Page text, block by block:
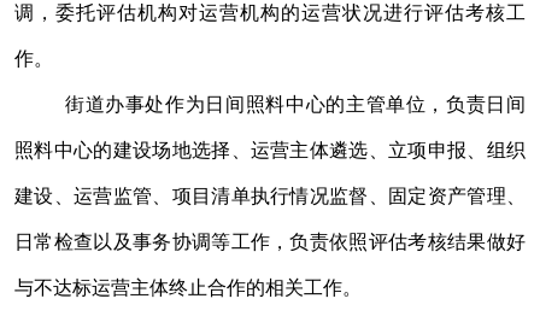
调，委托评估机构对运营机构的运营状况进行评估考核工
作。
街道办事处作为日间照料中心的主管单位，负责日间
照料中心的建设场地选择、运营主体遴选、立项申报、组织
建设、运营监管、项目清单执行情况监督、固定资产管理、
日常检查以及事务协调等工作，负责依照评估考核结果做好
与不达标运营主体终止合作的相关工作。